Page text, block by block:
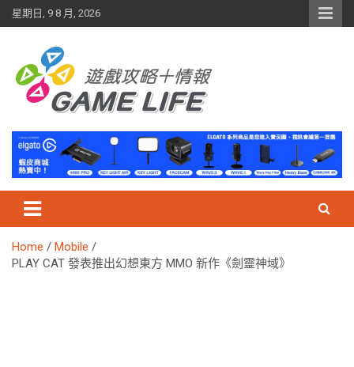
Skip
to
星期日, 9 8 月, 2026
Home
Mobile
PLAY CAT 發表推出幻想東方 MMO 新作《劍靈神域》